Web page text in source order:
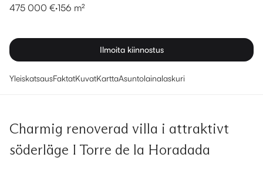
475 000 €·156 m²
Ilmoita kiinnostus
YleiskatsausFaktatKuvatKarttaAsuntolainalaskuri
Charmig renoverad villa i attraktivt
söderläge I Torre de la Horadada